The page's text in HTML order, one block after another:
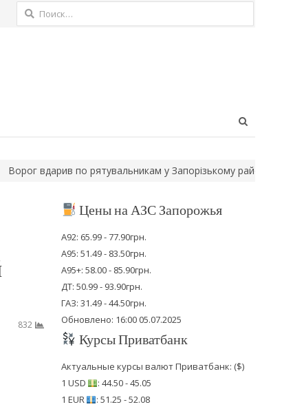
Найти:
по рятувальникам у Запорізькому районі, коли вони гасили…
832
Цены на АЗС Запорожья
А92: 65.99 - 77.90грн.
А95: 51.49 - 83.50грн.
А95+: 58.00 - 85.90грн.
ДТ: 50.99 - 93.90грн.
ГАЗ: 31.49 - 44.50грн.
Обновлено: 16:00 05.07.2025
Курсы Приватбанк
Актуальные курсы валют Приватбанк: ($)
1 USD
: 44.50 - 45.05
1 EUR
: 51.25 - 52.08